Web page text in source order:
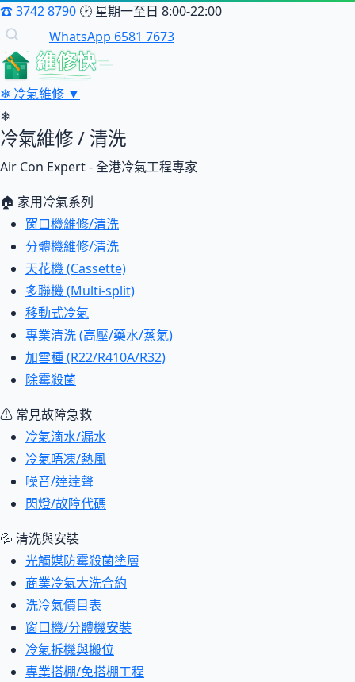
☎3742 8790 🕑 星期一至日 8:00-22:00
WhatsApp 6581 7673
維修快
❄ 冷氣維修 ▼
❄
冷氣維修 / 清洗
Air Con Expert - 全港冷氣工程專家
🏠 家用冷氣系列
窗口機維修/清洗
分體機維修/清洗
天花機 (Cassette)
多聯機 (Multi-split)
移動式冷氣
專業清洗 (高壓/藥水/蒸氣)
加雪種 (R22/R410A/R32)
除霉殺菌
⚠ 常見故障急救
冷氣滴水/漏水
冷氣唔凍/熱風
噪音/達達聲
閃燈/故障代碼
💦 清洗與安裝
光觸媒防霉殺菌塗層
商業冷氣大洗合約
洗冷氣價目表
窗口機/分體機安裝
冷氣拆機與搬位
專業搭棚/免搭棚工程